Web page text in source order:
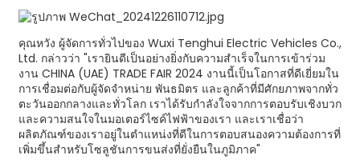
คุณหวัง ผู้จัดการทั่วไปของ Wuxi Tenghui Electric Vehicles Co.,
Ltd. กล่าวว่า "เรายินดีเป็นอย่างยิ่งกับความสำเร็จในการเข้าร่วม
งาน CHINA (UAE) TRADE FAIR 2024 งานนี้เป็นโอกาสที่ดีเยี่ยมใน
การเชื่อมต่อกับผู้จัดจำหน่าย พันธมิตร และลูกค้าที่มีศักยภาพจากทั่ว
ตะวันออกกลางและทั่วโลก เราได้รับกำลังใจจากการตอบรับเชิงบวก
และความสนใจในมอเตอร์ไซค์ไฟฟ้าของเรา และเราเชื่อว่า
ผลิตภัณฑ์ของเราอยู่ในตำแหน่งที่ดีในการตอบสนองความต้องการที่
เพิ่มขึ้นสำหรับโซลูชันการขนส่งที่ยั่งยืนในภูมิภาค"